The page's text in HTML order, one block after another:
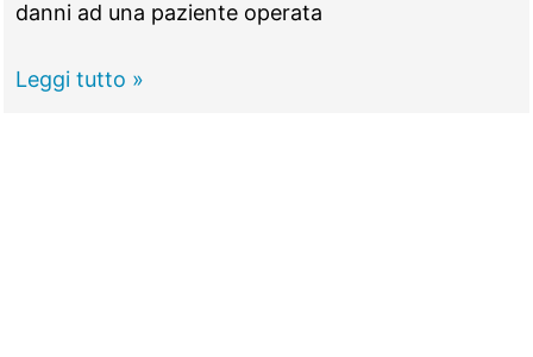
danni ad una paziente operata
TIVOLI -
Leggi tutto »